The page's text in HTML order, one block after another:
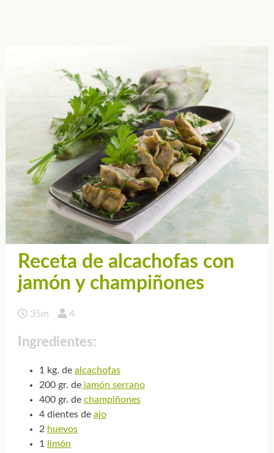
Receta de alcachofas con
jamón y champiñones
35m 4
Ingredientes:
1 kg. de alcachofas
200 gr. dejamón serrano
400 gr. de champiñones
4 dientes de ajo
2 huevos
1 limón